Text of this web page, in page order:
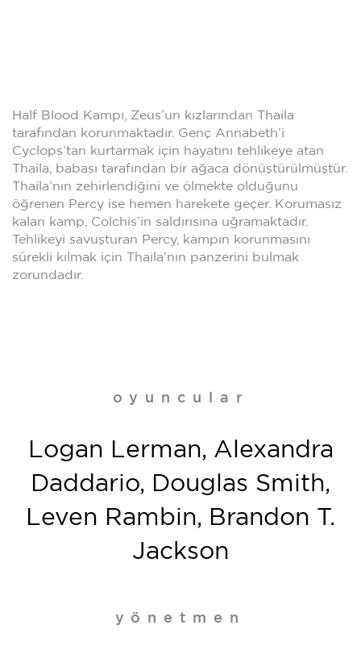
Half Blood Kampı, Zeus’un kızlarından Thaila
tarafından korunmaktadır. Genç Annabeth’i
Cyclops’tan kurtarmak için hayatını tehlikeye atan
Thaila, babası tarafından bir ağaca dönüştürülmüştür.
Thaila’nın zehirlendiğini ve ölmekte olduğunu
öğrenen Percy ise hemen harekete geçer. Korumasız
kalan kamp, Colchis’in saldırısına uğramaktadır.
Tehlikeyi savuşturan Percy, kampın korunmasını
sürekli kılmak için Thaila’nın panzerini bulmak
zorundadır.
oyuncular
Logan Lerman, Alexandra
Daddario, Douglas Smith,
Leven Rambin, Brandon T.
Jackson
yönetmen